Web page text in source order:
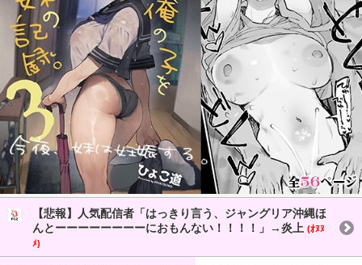
【悲報】人気配信者「はっきり言う、ジャングリア沖縄ほ
んとーーーーーーーーにおもんない！！！！」→炎上 (ｵﾇﾇ
ﾒ)